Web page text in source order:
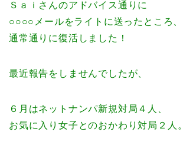
Ｓａｉさんのアドバイス通りに
○○○○メールをライトに送ったところ、
通常通りに復活しました！
最近報告をしませんでしたが、
６月はネットナンパ新規対局４人、
お気に入り女子とのおかわり対局２人。